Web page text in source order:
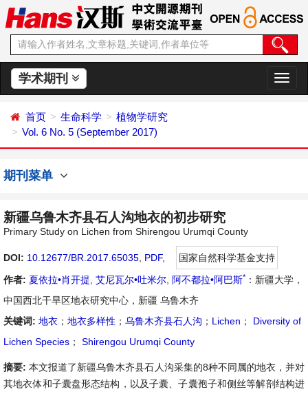
学术期刊
切
换
首页 生命科学
植物学研究
Vol. 6 No. 5 (September 2017)
期刊菜单
新疆乌鲁木齐县石人沟地衣的初步研究
Primary Study on Lichen from Shirengou Urumqi County
DOI: 10.12677/BR.2017.65035 PDF,
国家自然科学基金支持
作者: 夏依拉•肖开提 艾尼瓦尔•吐米尔 阿不都拉•阿巴斯* ：新疆大学，
中国西北干旱区地衣研究中心，新疆 乌鲁木齐
关键词: 地衣 ； 地衣多样性 ； 乌鲁木齐县石人沟 ； Lichen ；
Diversity of
Lichen Species ； Shirengou Urumqi County
摘要:本文报道了新疆乌鲁木齐县石人沟采集的8种不同属的地衣，并对
其地衣体和子囊盘形态结构，以及子囊、子囊孢子和侧丝等解剖结构进